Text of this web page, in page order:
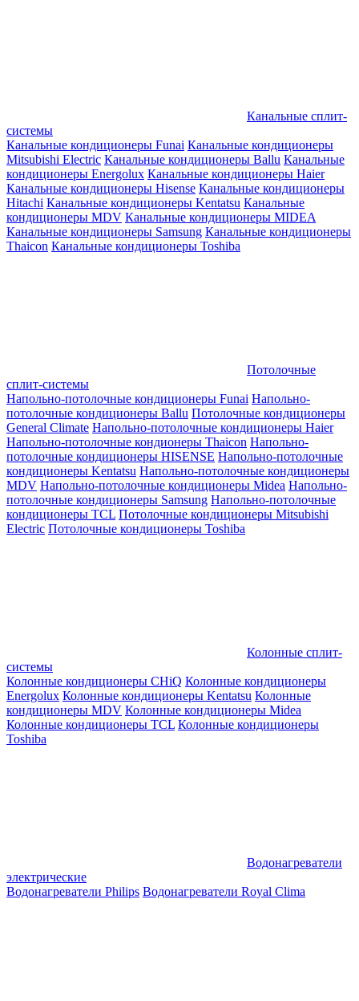
Канальные сплит-
системы
Канальные кондиционеры Funai Канальные кондиционеры
Mitsubishi Electric Канальные кондиционеры Ballu Канальные
кондиционеры Energolux Канальные кондиционеры Haier
Канальные кондиционеры Hisense Канальные кондиционеры
Hitachi Канальные кондиционеры Kentatsu Канальные
кондиционеры MDV Канальные кондиционеры MIDEA
Канальные кондиционеры Samsung Канальные кондиционеры
Thaicon Канальные кондиционеры Toshiba
Потолочные
сплит-системы
Напольно-потолочные кондиционеры Funai Напольно-
потолочные кондиционеры Ballu Потолочные кондиционеры
General Climate Напольно-потолочные кондиционеры Haier
Напольно-потолочные кондионеры Thaicon Напольно-
потолочные кондиционеры HISENSE Напольно-потолочные
кондиционеры Kentatsu Напольно-потолочные кондиционеры
MDV Напольно-потолочные кондиционеры Midea Напольно-
потолочные кондиционеры Samsung Напольно-потолочные
кондиционеры TCL Потолочные кондиционеры Mitsubishi
Electric Потолочные кондиционеры Toshiba
Колонные сплит-
системы
Колонные кондиционеры CHiQ Колонные кондиционеры
Energolux Колонные кондиционеры Kentatsu Колонные
кондиционеры MDV Колонные кондиционеры Midea
Колонные кондиционеры TCL Колонные кондиционеры
Toshiba
Водонагреватели
электрические
Водонагреватели Philips Водонагреватели Royal Clima